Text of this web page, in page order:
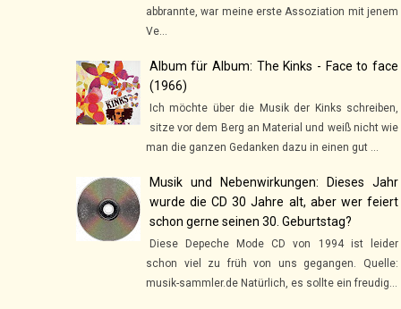
abbrannte, war meine erste Assoziation mit jenem
Ve...
Album für Album: The Kinks - Face to face
(1966)
Ich möchte über die Musik der Kinks schreiben,
sitze vor dem Berg an Material und weiß nicht wie
man die ganzen Gedanken dazu in einen gut ...
Musik und Nebenwirkungen: Dieses Jahr
wurde die CD 30 Jahre alt, aber wer feiert
schon gerne seinen 30. Geburtstag?
Diese Depeche Mode CD von 1994 ist leider
schon viel zu früh von uns gegangen. Quelle:
musik-sammler.de Natürlich, es sollte ein freudig...